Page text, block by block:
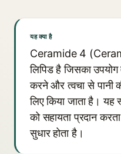
यह क्या है
Ceramide 4
लिपिड है जिसका उपयोग
करने और त्वचा से पानी
लिए किया जाता है। यह
को सहायता प्रदान
सुधार होता है।